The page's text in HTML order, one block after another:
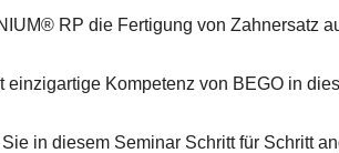
RP die Fertigung von Zahnersatz
Kompetenz von BEGO in
in diesem Seminar Schritt für Schritt